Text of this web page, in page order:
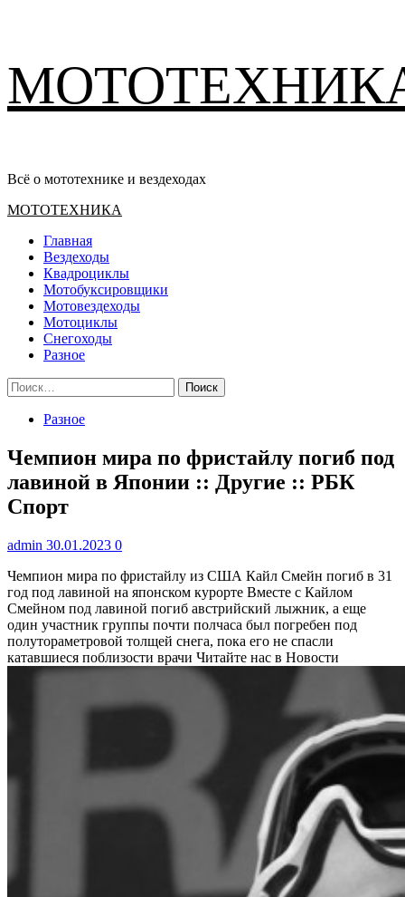
содержимому
Всё о мототехнике и вездеходах
Основное
МОТОТЕХНИКА
Главная
Вездеходы
Квадроциклы
Мотобуксировщики
Мотовездеходы
Мотоциклы
Снегоходы
Разное
Найти:
Разное
Чемпион мира по фристайлу погиб под
лавиной в Японии :: Другие :: РБК
Спорт
admin 30.01.2023 0
Чемпион мира по фристайлу из США Кайл Смейн погиб в 31
год под лавиной на японском курорте Вместе с Кайлом
Смейном под лавиной погиб австрийский лыжник, а еще
один участник группы почти полчаса был погребен под
полутораметровой толщей снега, пока его не спасли
катавшиеся поблизости врачи Читайте нас в Новости